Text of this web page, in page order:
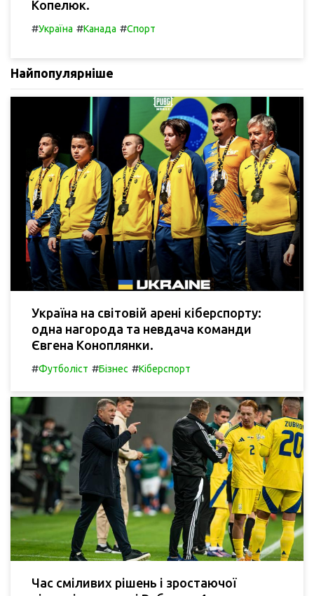
Копелюк.
#Україна #Канада #Спорт
Найпопулярніше
Україна на світовій арені кіберспорту:
одна нагорода та невдача команди
Євгена Коноплянки.
#Футболіст #Бізнес #Кіберспорт
Час сміливих рішень і зростаючої